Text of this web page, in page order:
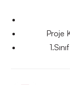
Proje